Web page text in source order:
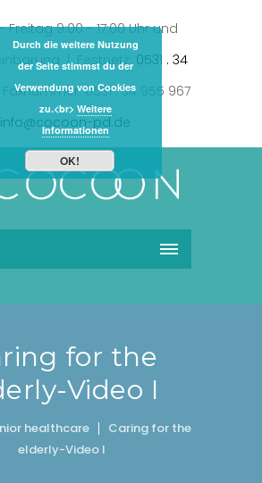
Freitag 9:00 - 17:00 Uhr und
| Festnetz:0531 . 34
0531 . 34 955 967
| info@cocoon-pd.de
for the
Video I
healthcare
Caring for the
elderly-Video I
Durch die weitere Nutzung
der Seite stimmst du der
Verwendung von Cookies
zu.<br> Weitere
Informationen
OK!